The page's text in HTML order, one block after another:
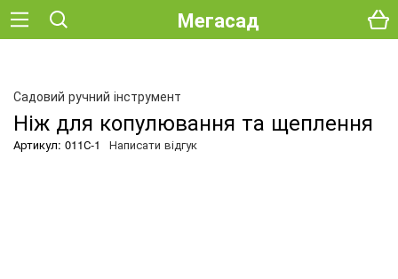
Мегасад
Садовий ручний інструмент
Ніж для копулювання та щеплення
Артикул: 011С-1 Написати відгук